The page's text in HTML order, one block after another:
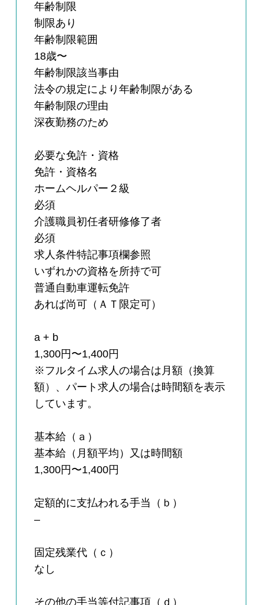
年齢制限
制限あり
年齢制限範囲
18歳〜
年齢制限該当事由
法令の規定により年齢制限がある
年齢制限の理由
深夜勤務のため
必要な免許・資格
免許・資格名
ホームヘルパー２級
必須
介護職員初任者研修修了者
必須
求人条件特記事項欄参照
いずれかの資格を所持で可
普通自動車運転免許
あれば尚可（ＡＴ限定可）
a + b
1,300円〜1,400円
※フルタイム求人の場合は月額（換算
額）、パート求人の場合は時間額を表示
しています。
基本給（ａ）
基本給（月額平均）又は時間額
1,300円〜1,400円
定額的に支払われる手当（ｂ）
–
固定残業代（ｃ）
なし
その他の手当等付記事項（ｄ）